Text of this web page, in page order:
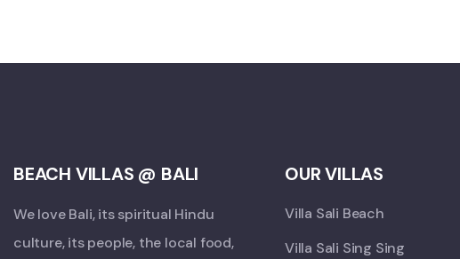
BEACH VILLAS @ BALI
We love Bali, its spiritual Hindu
culture, its people, the local food,
OUR VILLAS
Villa Sali Beach
Villa Sali Sing Sing